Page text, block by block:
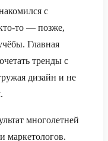
с
то — позже,
Главная
тренды с
дизайн и не
многолетней
маркетологов.